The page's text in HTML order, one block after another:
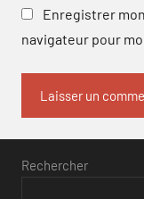
Enregistrer
navigateur pour
Rechercher